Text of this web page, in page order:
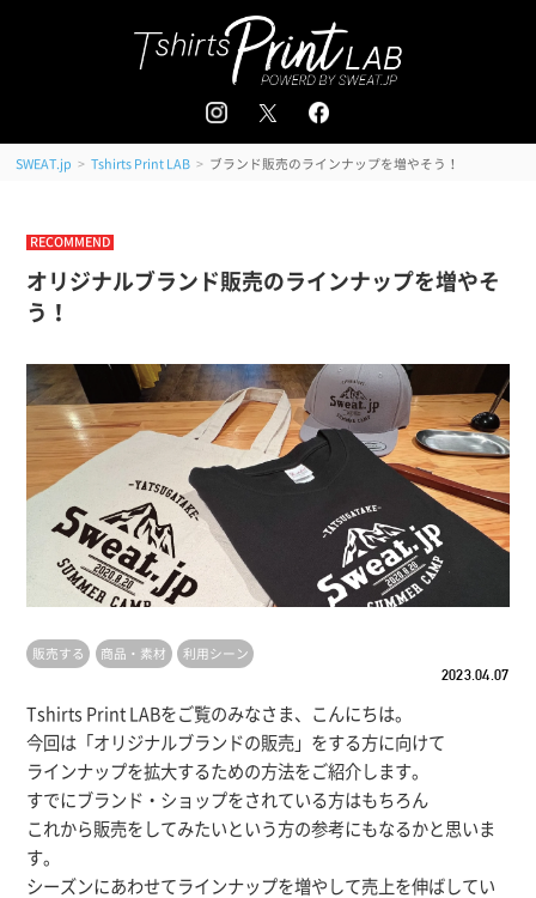
追加注文はこちら
会員登録 / ログイン
SWEAT.jp > Tshirts Print LAB > ブランド販売のラインナップを増やそう！
RECOMMEND
オリジナルブランド販売のラインナップを増やそ
う！
販売する 商品・素材 利用シーン
2023.04.07
Tshirts Print LABをご覧のみなさま、こんにちは。
今回は「オリジナルブランドの販売」をする方に向けて
ラインナップを拡大するための方法をご紹介します。
すでにブランド・ショップをされている方はもちろん
これから販売をしてみたいという方の参考にもなるかと思いま
す。
シーズンにあわせてラインナップを増やして売上を伸ばしてい